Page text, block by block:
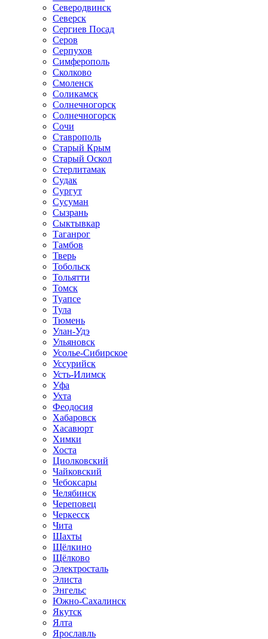
Северодвинск
Северск
Сергиев Посад
Серов
Серпухов
Симферополь
Сколково
Смоленск
Соликамск
Солнечногорск
Солнечногорск
Сочи
Ставрополь
Старый Крым
Старый Оскол
Стерлитамак
Судак
Сургут
Сусуман
Сызрань
Сыктывкар
Таганрог
Тамбов
Тверь
Тобольск
Тольятти
Томск
Туапсе
Тула
Тюмень
Улан-Удэ
Ульяновск
Усолье-Сибирское
Уссурийск
Усть-Илимск
Уфа
Ухта
Феодосия
Хабаровск
Хасавюрт
Химки
Хоста
Циолковский
Чайковский
Чебоксары
Челябинск
Череповец
Черкесск
Чита
Шахты
Щёлкино
Щёлково
Электросталь
Элиста
Энгельс
Южно-Сахалинск
Якутск
Ялта
Ярославль